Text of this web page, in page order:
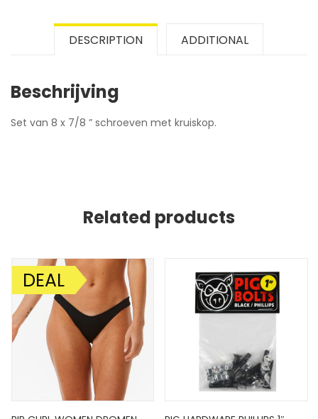
DESCRIPTION ADDITIONAL
Beschrijving
Set van 8 x 7/8 ” schroeven met kruiskop.
Related products
AANBIEDING!
DEAL